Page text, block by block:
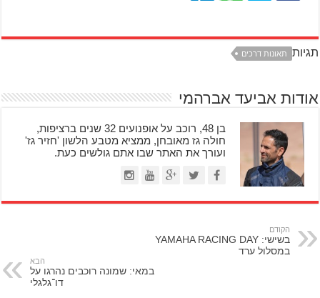
תגיות תאונות דרכים
אודות אביעד אברהמי
בן 48, רוכב על אופנועים 32 שנים ברציפות,
חולה גז מאובחן, ממציא מטבע הלשון 'חזיר גז'
ועורך את האתר שבו אתם גולשים כעת.
הקודם
בשישי: YAMAHA RACING DAY
במסלול ערד
הבא
במאי: שמונה רוכבים נהרגו על
דו־גלגלי